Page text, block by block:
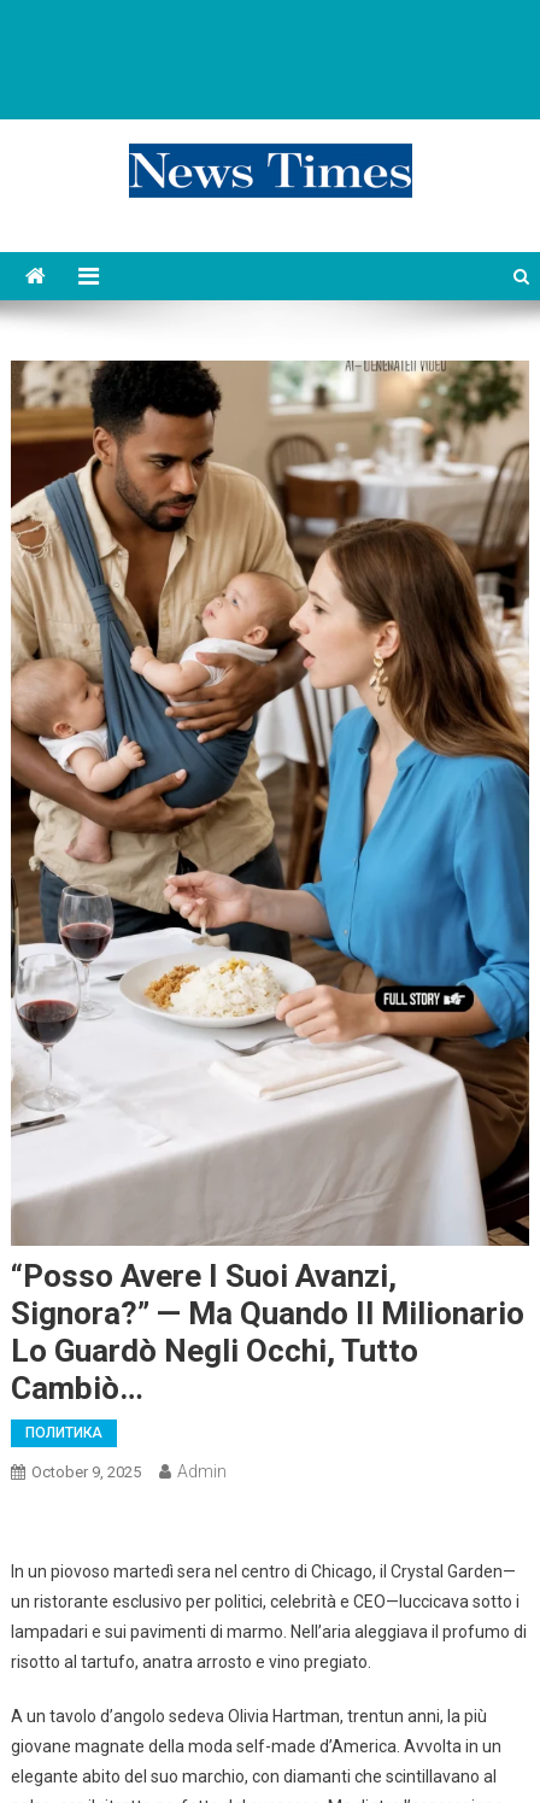
“Posso Avere I Suoi Avanzi,
Signora?” — Ma Quando Il Milionario
Lo Guardò Negli Occhi, Tutto
Cambiò…
ПОЛИТИКА
October 9, 2025 Admin
In un piovoso martedì sera nel centro di Chicago, il Crystal Garden—
un ristorante esclusivo per politici, celebrità e CEO—luccicava sotto i
lampadari e sui pavimenti di marmo. Nell’aria aleggiava il profumo di
risotto al tartufo, anatra arrosto e vino pregiato.
A un tavolo d’angolo sedeva Olivia Hartman, trentun anni, la più
giovane magnate della moda self-made d’America. Avvolta in un
elegante abito del suo marchio, con diamanti che scintillavano al